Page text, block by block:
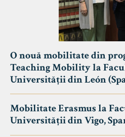
O nouă mobilitate din
Teaching Mobility la
Universității din León
Mobilitate Erasmus la
Universității din Vigo,